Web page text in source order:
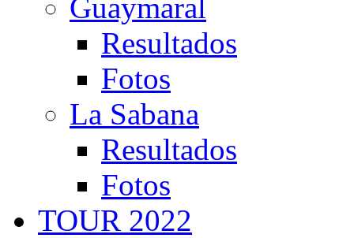
Guaymaral
Resultados
Fotos
La Sabana
Resultados
Fotos
TOUR 2022